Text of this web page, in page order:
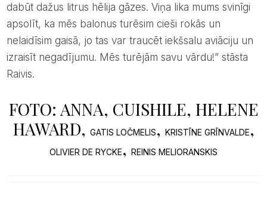
dabūt dažus litrus hēlija gāzes. Viņa lika mums svinīgi
apsolīt, ka mēs balonus turēsim cieši rokās un
nelaidīsim gaisā, jo tas var traucēt iekšsalu aviāciju un
izraisīt negadījumu. Mēs turējām savu vārdu!” stāsta
Raivis.
FOTO: ANNA, CUISHILE, HELENE
HAWARD, GATIS LOČMELIS, KRISTĪNE GRĪNVALDE,
OLIVIER DE RYCKE, REINIS MELIORANSKIS